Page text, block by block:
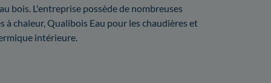
bois. L'entreprise possède de nombreuses
chaleur, Qualibois Eau pour les chaudières et
intérieure.